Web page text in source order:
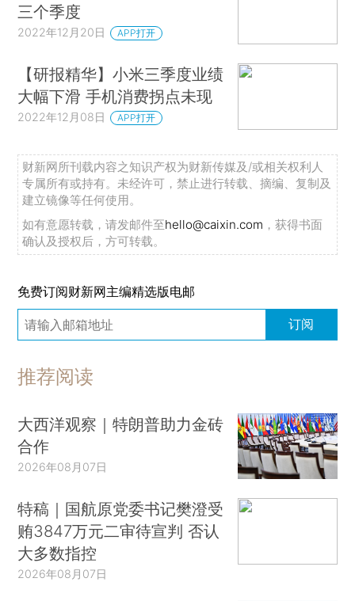
三个季度
2022年12月20日 APP打开
【研报精华】小米三季度业绩
大幅下滑 手机消费拐点未现
2022年12月08日 APP打开
财新网所刊载内容之知识产权为财新传媒及/或相关权利人
专属所有或持有。未经许可，禁止进行转载、摘编、复制及
建立镜像等任何使用。
如有意愿转载，请发邮件至hello@caixin.com ，获得书面
确认及授权后，方可转载。
免费订阅财新网主编精选版电邮
订阅
推荐阅读
大西洋观察｜特朗普助力金砖
合作
2026年08月07日
特稿｜国航原党委书记樊澄受
贿3847万元二审待宣判 否认
大多数指控
2026年08月07日